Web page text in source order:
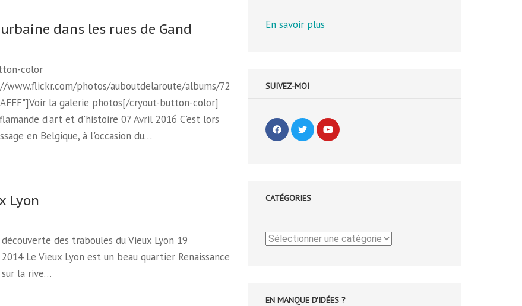
dans les rues de Gand
color
www.flickr.com/photos/auboutdelaroute/albums/72157669670806322"
la galerie photos[/cryout-button-color]
d'art et d'histoire 07 Avril 2016 C'est lors
en Belgique, à l'occasion du…
Lyon
découverte des traboules du Vieux Lyon 19
Le Vieux Lyon est un beau quartier Renaissance
la rive…
En savoir plus
SUIVEZ-MOI
CATÉGORIES
Catégories
EN MANQUE D'IDÉES ?